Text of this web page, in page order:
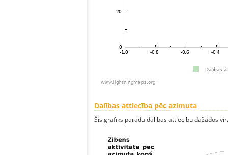
Dalības attiecība pēc azimuta
Šis grafiks parāda dalības attiecību dažādos